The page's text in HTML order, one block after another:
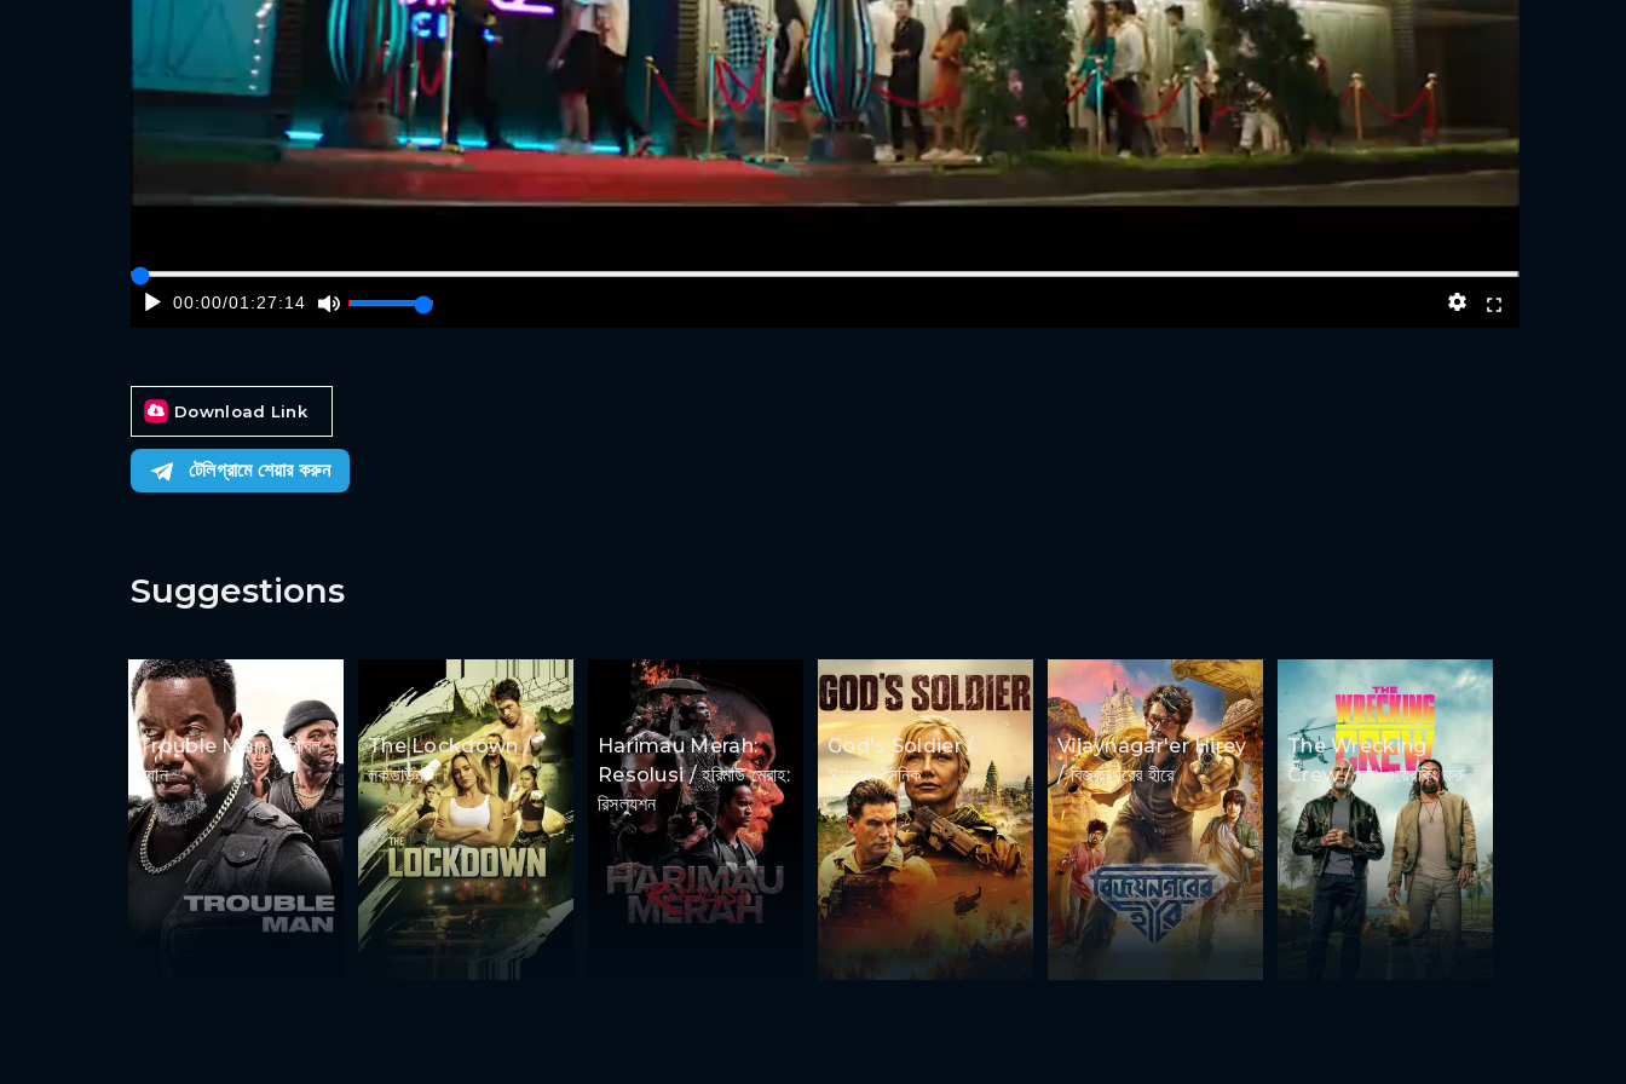
00:00/01:27:14
Download Link
টেলিগ্রামে শেয়ার করুন
Suggestions
Trouble Man / ট্রাবল
ম্যান
The Lockdown /
লকডাউন
Harimau Merah:
Resolusi / হরিমাউ মেরাহ:
রিসল্যুশন
God's Soldier /
ঈশ্বরের সৈনিক
Vijaynagar'er Hirey
/ বিজয়নগরের হীরে
The Wrecking
Crew / দ্যা ওয়্রেকিং ক্রু